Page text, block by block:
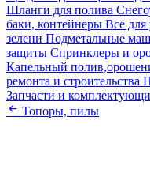
Шланги для полива
баки, контейнеры Все для
зелени Подметальные
защиты Спринклеры и
Капельный
ремонта и строительства
Запчасти и
Топоры, пилы